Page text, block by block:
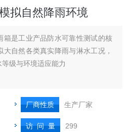
拟自然降雨环境
箱是工业产品防水可靠性测试的核
自然各类真实降雨与淋水工况，
级与环境适应能力
厂商性质 生产厂家
访 问 量 299